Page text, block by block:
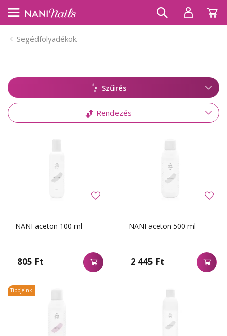
Segédfolyadékok
Szűrés
Rendezés
NANI aceton 100 ml
805 Ft
NANI aceton 500 ml
2 445 Ft
Tippjeink